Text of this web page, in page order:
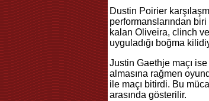
Dustin Poirier
performanslarından
kalan Oliveira, clinch
uyguladığı boğma
Justin Gaethje maçı
almasına rağmen
ile maçı bitirdi. Bu
arasında gösterilir.